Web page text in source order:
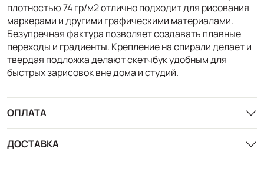
плотностью 74 гр/м2 отлично подходит для рисования
маркерами и другими графическими материалами.
Безупречная фактура позволяет создавать плавные
переходы и градиенты. Крепление на спирали делает и
твердая подложка делают скетчбук удобным для
быстрых зарисовок вне дома и студий.
ОПЛАТА
ДОСТАВКА